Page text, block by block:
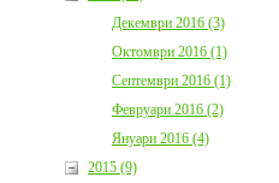
Декември 2016 (3)
Октомври 2016 (1)
Септември 2016 (1)
Февруари 2016 (2)
Януари 2016 (4)
2015 (9)